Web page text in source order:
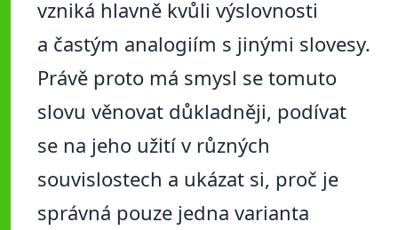
vzniká hlavně kvůli výslovnosti
a častým analogiím s jinými slovesy.
Právě proto má smysl se tomuto
slovu věnovat důkladněji, podívat
se na jeho užití v různých
souvislostech a ukázat si, proč je
správná pouze jedna varianta